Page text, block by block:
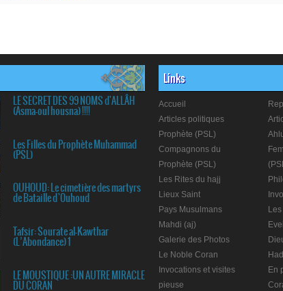
LE SECRET DES 99 NOMS d'ALLÂH
(Asma-oul housna) !!!!
Les Filles du Prophète Muhammad
(PSL)
OUHOUD: Le cimetière des martyrs
de Bataille d`Ouhoud
Tafsir: Sourate al-Kawthar
(L’Abondance) 1
LE MOUSTIQUE :UN AUTRE MIRACLE
DU CORAN
Links
Accueil
Articles politiques
Prophète (PSL)
Compagnons du
Prophète (PSL)
Les Rites du hajj
Lieux Saint
Pays Musulmans
Mahdi (aj)
Galerie des Photos
Le Noble Coran
Invocations et visites
pieuse
En